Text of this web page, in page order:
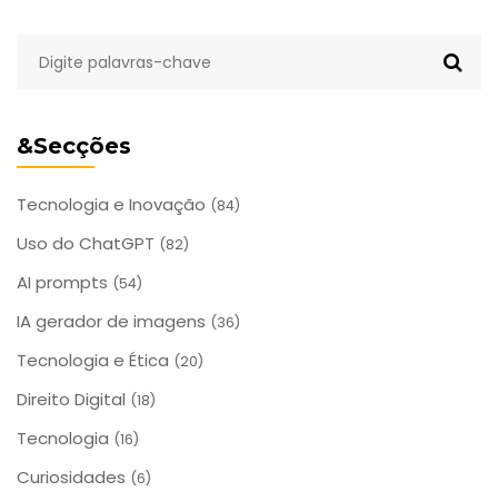
&Secções
Tecnologia e Inovação (84)
Uso do ChatGPT (82)
AI prompts (54)
IA gerador de imagens (36)
Tecnologia e Ética (20)
Direito Digital (18)
Tecnologia (16)
Curiosidades (6)